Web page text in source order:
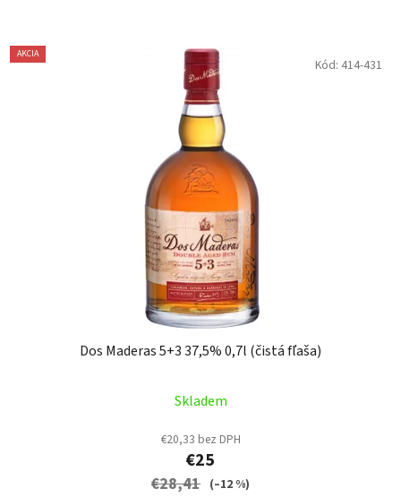
AKCIA
Dos Maderas 5+3 37,5% 0,7l (čistá fľaša)
Skladem
€20,33 bez DPH
€25
€28,41 (–12 %)
Kód: 414-431